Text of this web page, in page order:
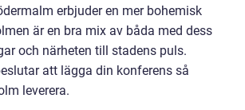
erbjuder en mer bohemisk
är en bra mix av båda med dess
och närheten till stadens puls.
att lägga din konferens så
leverera.